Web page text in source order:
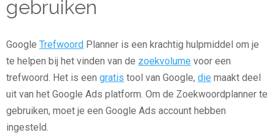
gebruiken
Google Trefwoord Planner is een krachtig hulpmiddel om je
te helpen bij het vinden van de zoekvolume voor een
trefwoord. Het is een gratis tool van Google, die maakt deel
uit van het Google Ads platform. Om de Zoekwoordplanner te
gebruiken, moet je een Google Ads account hebben
ingesteld.